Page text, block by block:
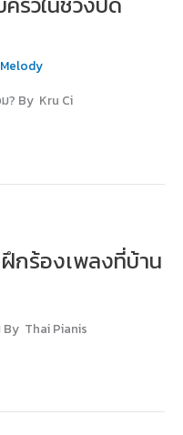
? By Kru Ci
ฝึกร้องเพลงที่บ้าน
By Thai Pianis